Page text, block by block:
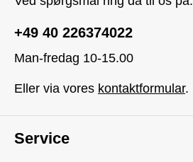
+49 40 226374022
Man-fredag 10-15.00
Eller via vores kontaktformular.
Service